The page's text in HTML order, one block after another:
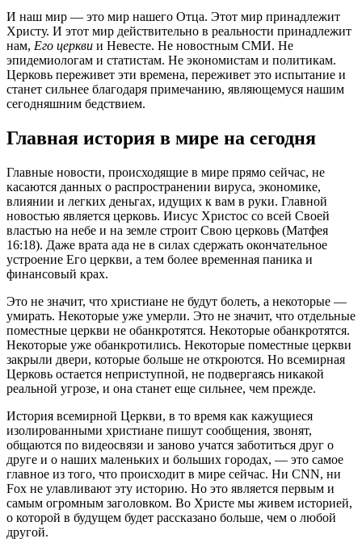
И наш мир — это мир нашего Отца. Этот мир принадлежит
Христу. И этот мир действительно в реальности принадлежит
нам, Его церкви и Невесте. Не новостным СМИ. Не
эпидемиологам и статистам. Не экономистам и политикам.
Церковь переживет эти времена, переживет это испытание и
станет сильнее благодаря примечанию, являющемуся нашим
сегодняшним бедствием.
Главная история в мире на сегодня
Главные новости, происходящие в мире прямо сейчас, не
касаются данных о распространении вируса, экономике,
влиянии и легких деньгах, идущих к вам в руки. Главной
новостью является церковь. Иисус Христос со всей Своей
властью на небе и на земле строит Свою церковь (Матфея
16:18). Даже врата ада не в силах сдержать окончательное
устроение Его церкви, а тем более временная паника и
финансовый крах.
Это не значит, что христиане не будут болеть, а некоторые —
умирать. Некоторые уже умерли. Это не значит, что отдельные
поместные церкви не обанкротятся. Некоторые обанкротятся.
Некоторые уже обанкротились. Некоторые поместные церкви
закрыли двери, которые больше не откроются. Но всемирная
Церковь остается неприступной, не подвергаясь никакой
реальной угрозе, и она станет еще сильнее, чем прежде.
История всемирной Церкви, в то время как кажущиеся
изолированными христиане пишут сообщения, звонят,
общаются по видеосвязи и заново учатся заботиться друг о
друге и о наших маленьких и больших городах, — это самое
главное из того, что происходит в мире сейчас. Ни CNN, ни
Fox не улавливают эту историю. Но это является первым и
самым огромным заголовком. Во Христе мы живем историей,
о которой в будущем будет рассказано больше, чем о любой
другой.